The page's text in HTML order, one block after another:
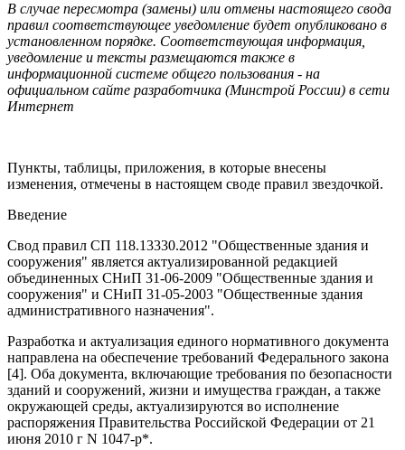
В случае пересмотра (замены) или отмены настоящего свода
правил соответствующее уведомление будет опубликовано в
установленном порядке. Соответствующая информация,
уведомление и тексты размещаются также в
информационной системе общего пользования - на
официальном сайте разработчика (Минстрой России) в сети
Интернет
Пункты, таблицы, приложения, в которые внесены
изменения, отмечены в настоящем своде правил звездочкой.
Введение
Свод правил СП 118.13330.2012 "Общественные здания и
сооружения" является актуализированной редакцией
объединенных СНиП 31-06-2009 "Общественные здания и
сооружения" и СНиП 31-05-2003 "Общественные здания
административного назначения".
Разработка и актуализация единого нормативного документа
направлена на обеспечение требований Федерального закона
[4]. Оба документа, включающие требования по безопасности
зданий и сооружений, жизни и имущества граждан, а также
окружающей среды, актуализируются во исполнение
распоряжения Правительства Российской Федерации от 21
июня 2010 г N 1047-р*.